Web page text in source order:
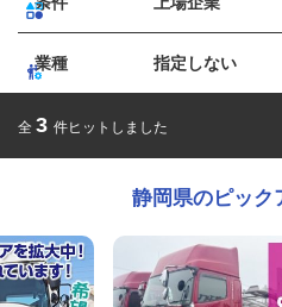
業種 指定しない
全 3 件ヒットしました
静岡県のピック